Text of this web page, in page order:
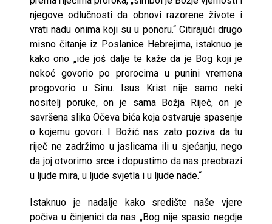
njegove odlučnosti da obnovi razorene živote i
vrati nadu onima koji su u ponoru.“ Citirajući drugo
misno čitanje iz Poslanice Hebrejima, istaknuo je
kako ono „ide još dalje te kaže da je Bog koji je
nekoć govorio po prorocima u punini vremena
progovorio u Sinu. Isus Krist nije samo neki
nositelj poruke, on je sama Božja Riječ, on je
savršena slika Očeva bića koja ostvaruje spasenje
o kojemu govori. I Božić nas zato poziva da tu
riječ ne zadržimo u jaslicama ili u sjećanju, nego
da joj otvorimo srce i dopustimo da nas preobrazi
u ljude mira, u ljude svjetla i u ljude nade.“
Istaknuo je nadalje kako središte naše vjere
počiva u činjenici da nas „Bog nije spasio negdje